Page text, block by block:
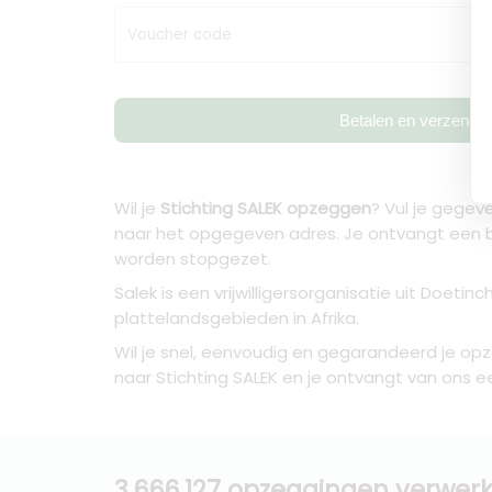
Voucher code
Betalen en verzenden
Wil je Stichting SALEK opzeggen? Vul je
naar het opgegeven adres. Je ontvangt een
worden stopgezet.
Salek is een vrijwilligersorganisatie uit
plattelandsgebieden in Afrika.
Wil je snel, eenvoudig en gegarandeerd je
naar Stichting SALEK en je ontvangt van ons